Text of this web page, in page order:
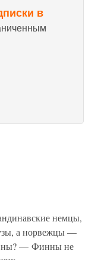
в
немцы,
а норвежцы —
— Финны не